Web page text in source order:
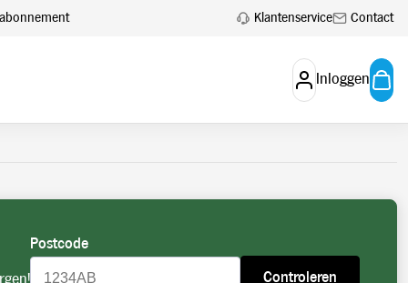
Klantenservice Contact
Inloggen
aan. Account aanvragen
Postcode
Controleren